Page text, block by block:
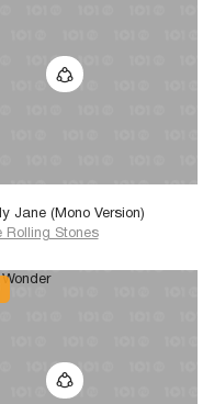
Jane (Mono Version)
Rolling Stones